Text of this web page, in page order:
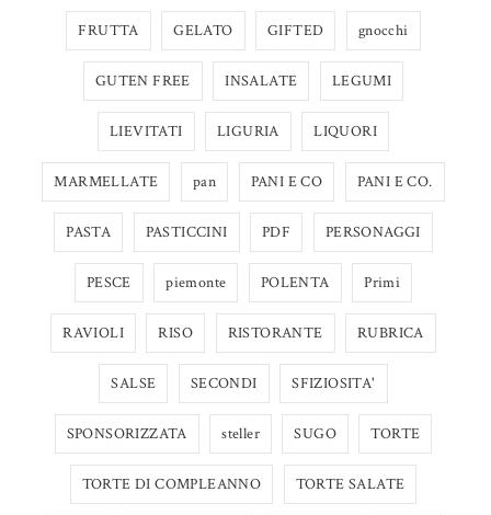
FRUTTA GELATO GIFTED gnocchi
GUTEN FREE INSALATE LEGUMI
LIEVITATI LIGURIA LIQUORI
MARMELLATE pan PANI E CO PANI E CO.
PASTA PASTICCINI PDF PERSONAGGI
PESCE piemonte POLENTA Primi
RAVIOLI RISO RISTORANTE RUBRICA
SALSE SECONDI SFIZIOSITA'
SPONSORIZZATA steller SUGO TORTE
TORTE DI COMPLEANNO TORTE SALATE